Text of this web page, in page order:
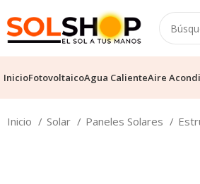
InicioFotovoltaicoAgua CalienteAire
Inicio Solar Paneles Solares